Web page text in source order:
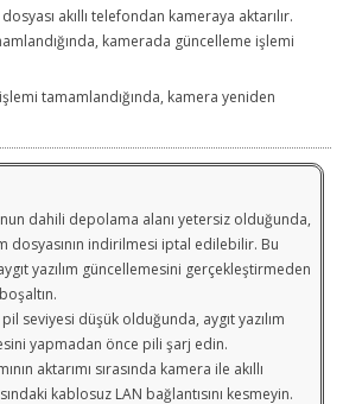
dosyası akıllı telefondan kameraya aktarılır.
kamerada güncelleme işlemi
tamamlandığında, kamera yeniden
dahili depolama alanı yetersiz olduğunda,
dosyasının indirilmesi iptal edilebilir. Bu
yazılım güncellemesini gerçekleştirmeden
seviyesi düşük olduğunda, aygıt yazılım
yapmadan önce pili şarj edin.
aktarımı sırasında kamera ile akıllı
kablosuz LAN bağlantısını kesmeyin.